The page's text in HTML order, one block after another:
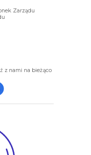
Zarządu
z nami na bieżąco